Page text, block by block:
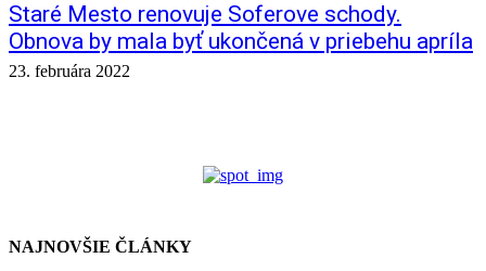
Staré Mesto renovuje Soferove schody.
Obnova by mala byť ukončená v priebehu apríla
23. februára 2022
NAJNOVŠIE ČLÁNKY